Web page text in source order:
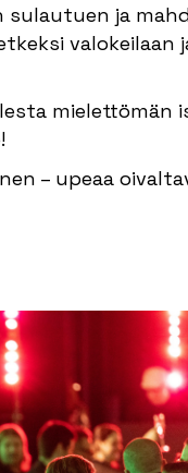
ja
valokeilaan
– upeaa